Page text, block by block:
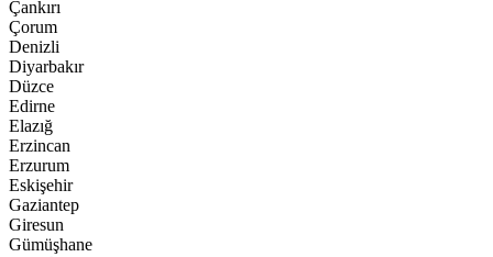
Çankırı
Çorum
Denizli
Diyarbakır
Düzce
Edirne
Elazığ
Erzincan
Erzurum
Eskişehir
Gaziantep
Giresun
Gümüşhane